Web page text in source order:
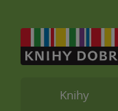
Knihy